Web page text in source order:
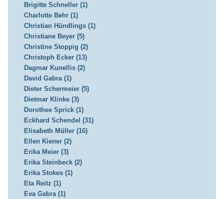
Brigitte Schneller (1)
Charlotte Behr (1)
Christian Hündlings (1)
Christiane Beyer (5)
Christine Stoppig (2)
Christoph Ecker (13)
Dagmar Kunellis (2)
David Gabra (1)
Dieter Schermeier (5)
Dietmar Klinke (3)
Dorothee Sprick (1)
Eckhard Schendel (31)
Elisabeth Müller (16)
Ellen Kiener (2)
Erika Meier (3)
Erika Steinbeck (2)
Erika Stokes (1)
Eta Reitz (1)
Eva Gabra (1)